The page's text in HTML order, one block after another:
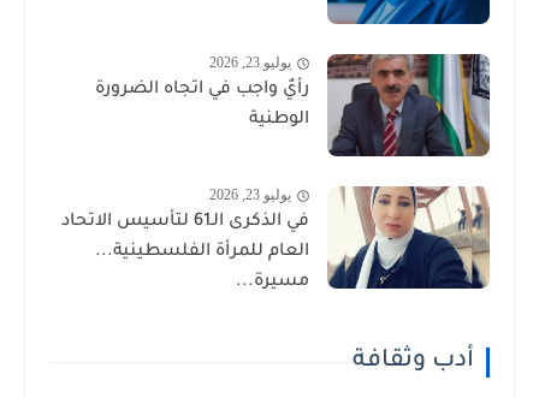
يوليو 23, 2026
رأيٌ واجب في اتجاه الضرورة
الوطنية
يوليو 23, 2026
في الذكرى الـ61 لتأسيس الاتحاد
العام للمرأة الفلسطينية...
مسيرة...
أدب وثقافة